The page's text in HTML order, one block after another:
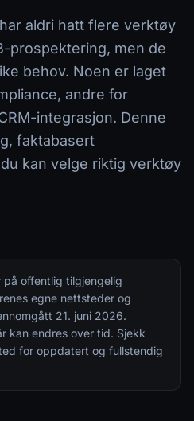
aldri hatt flere verktøy
prospektering, men de
behov. Noen er laget
andre for
integrasjon. Denne
faktabasert
kan velge riktig verktøy
på offentlig tilgjengelig
egne nettsteder og
21. juni 2026.
kan endres over tid. Sjekk
for oppdatert og fullstendig